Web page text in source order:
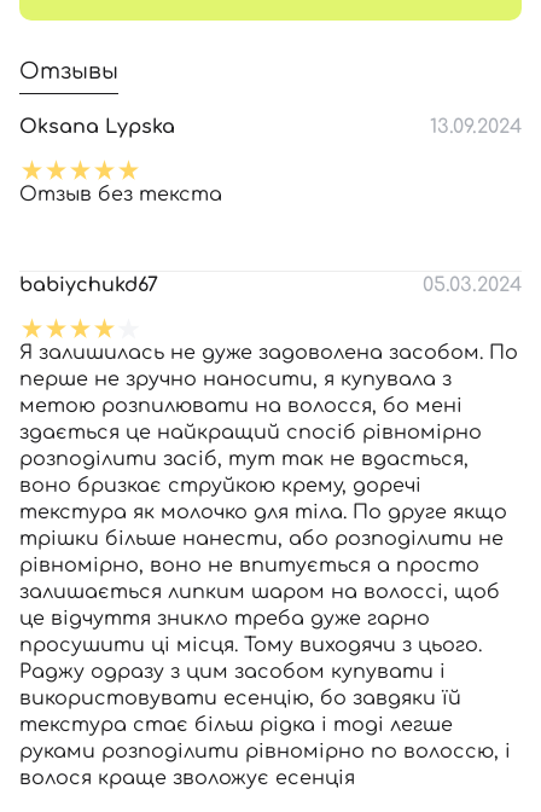
Отзывы
Oksana Lypska 13.09.2024
Отзыв без текста
babiychukd67 05.03.2024
Я залишилась не дуже задоволена засобом. По
перше не зручно наносити, я купувала з
метою розпилювати на волосся, бо мені
здається це найкращий спосіб рівномірно
розподілити засіб, тут так не вдасться,
воно бризкає струйкою крему, доречі
текстура як молочко для тіла. По друге якщо
трішки більше нанести, або розподілити не
рівномірно, воно не впитується а просто
залишається липким шаром на волоссі, щоб
це відчуття зникло треба дуже гарно
просушити ці місця. Тому виходячи з цього.
Раджу одразу з цим засобом купувати і
використовувати есенцію, бо завдяки їй
текстура стає більш рідка і тоді легше
руками розподілити рівномірно по волоссю, і
волося краще зволожує есенція